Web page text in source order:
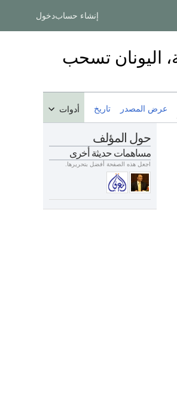
إنشاء حسابدخول
اليونان تسحب
عرض المصدر تاريخ أدوات
حول المؤلف
مساهمات حديثة أخرى
اجعل هذه الصفحة أفضل بتحريرها.